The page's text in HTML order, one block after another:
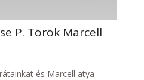
P. Török Marcell
és Marcell atya